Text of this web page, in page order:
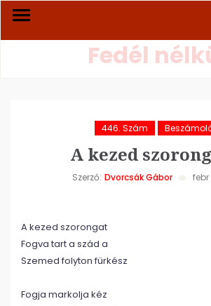
Fedél
446. Szám
A kezed
Szerző: Dvorcsák Gábor febr
A kezed szorongat
Fogva tart a szád a
Szemed folyton fürkész
Fogja markolja kéz